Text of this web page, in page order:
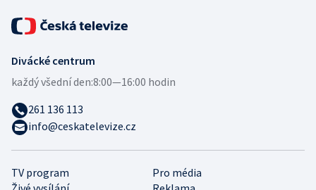
TV program
Pro média
Divácké centrum
každý všední den:8:00—16:00 hodin
261 136 113
info@ceskatelevize.cz